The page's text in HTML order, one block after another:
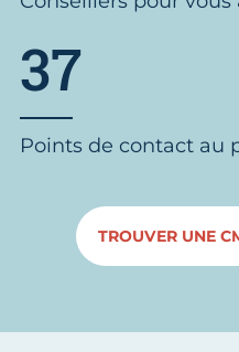
37
Points de contact au
TROUVER UNE